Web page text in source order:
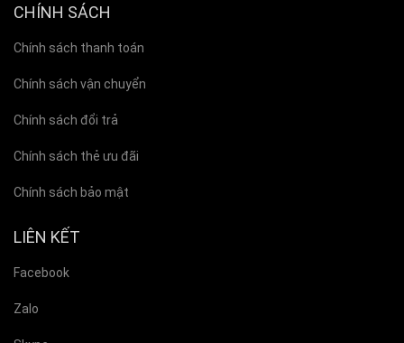
CHÍNH SÁCH
Chính sách thanh toán
Chính sách vận chuyển
Chính sách đổi trả
Chính sách thẻ ưu đãi
Chính sách bảo mật
LIÊN KẾT
Facebook
Zalo